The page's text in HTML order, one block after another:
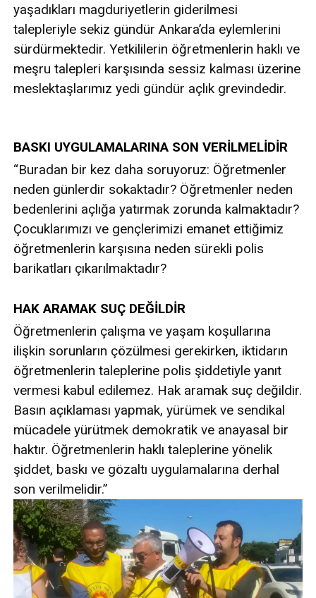
yaşadıkları magduriyetlerin giderilmesi
talepleriyle sekiz gündür Ankara’da eylemlerini
sürdürmektedir. Yetkililerin öğretmenlerin haklı ve
meşru talepleri karşısında sessiz kalması üzerine
meslektaşlarımız yedi gündür açlık grevindedir.
BASKI UYGULAMALARINA SON VERİLMELİDİR
“Buradan bir kez daha soruyoruz: Öğretmenler
neden günlerdir sokaktadır? Öğretmenler neden
bedenlerini açlığa yatırmak zorunda kalmaktadır?
Çocuklarımızı ve gençlerimizi emanet ettiğimiz
öğretmenlerin karşısına neden sürekli polis
barikatları çıkarılmaktadır?
HAK ARAMAK SUÇ DEĞİLDİR
Öğretmenlerin çalışma ve yaşam koşullarına
ilişkin sorunların çözülmesi gerekirken, iktidarın
öğretmenlerin taleplerine polis şiddetiyle yanıt
vermesi kabul edilemez. Hak aramak suç değildir.
Basın açıklaması yapmak, yürümek ve sendikal
mücadele yürütmek demokratik ve anayasal bir
haktır. Öğretmenlerin haklı taleplerine yönelik
şiddet, baskı ve gözaltı uygulamalarına derhal
son verilmelidir.”